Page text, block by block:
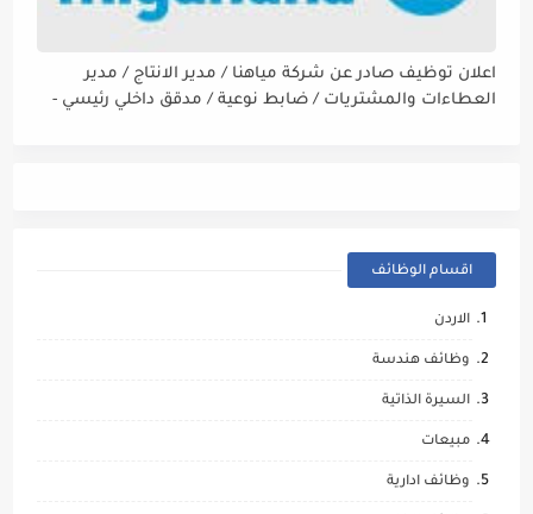
اعلان توظيف صادر عن شركة مياهنا / مدير الانتاج / مدير
العطاءات والمشتريات / ضابط نوعية / مدقق داخلي رئيسي -
اقسام الوظائف
الاردن
وظائف هندسة
السيرة الذاتية
مبيعات
وظائف ادارية